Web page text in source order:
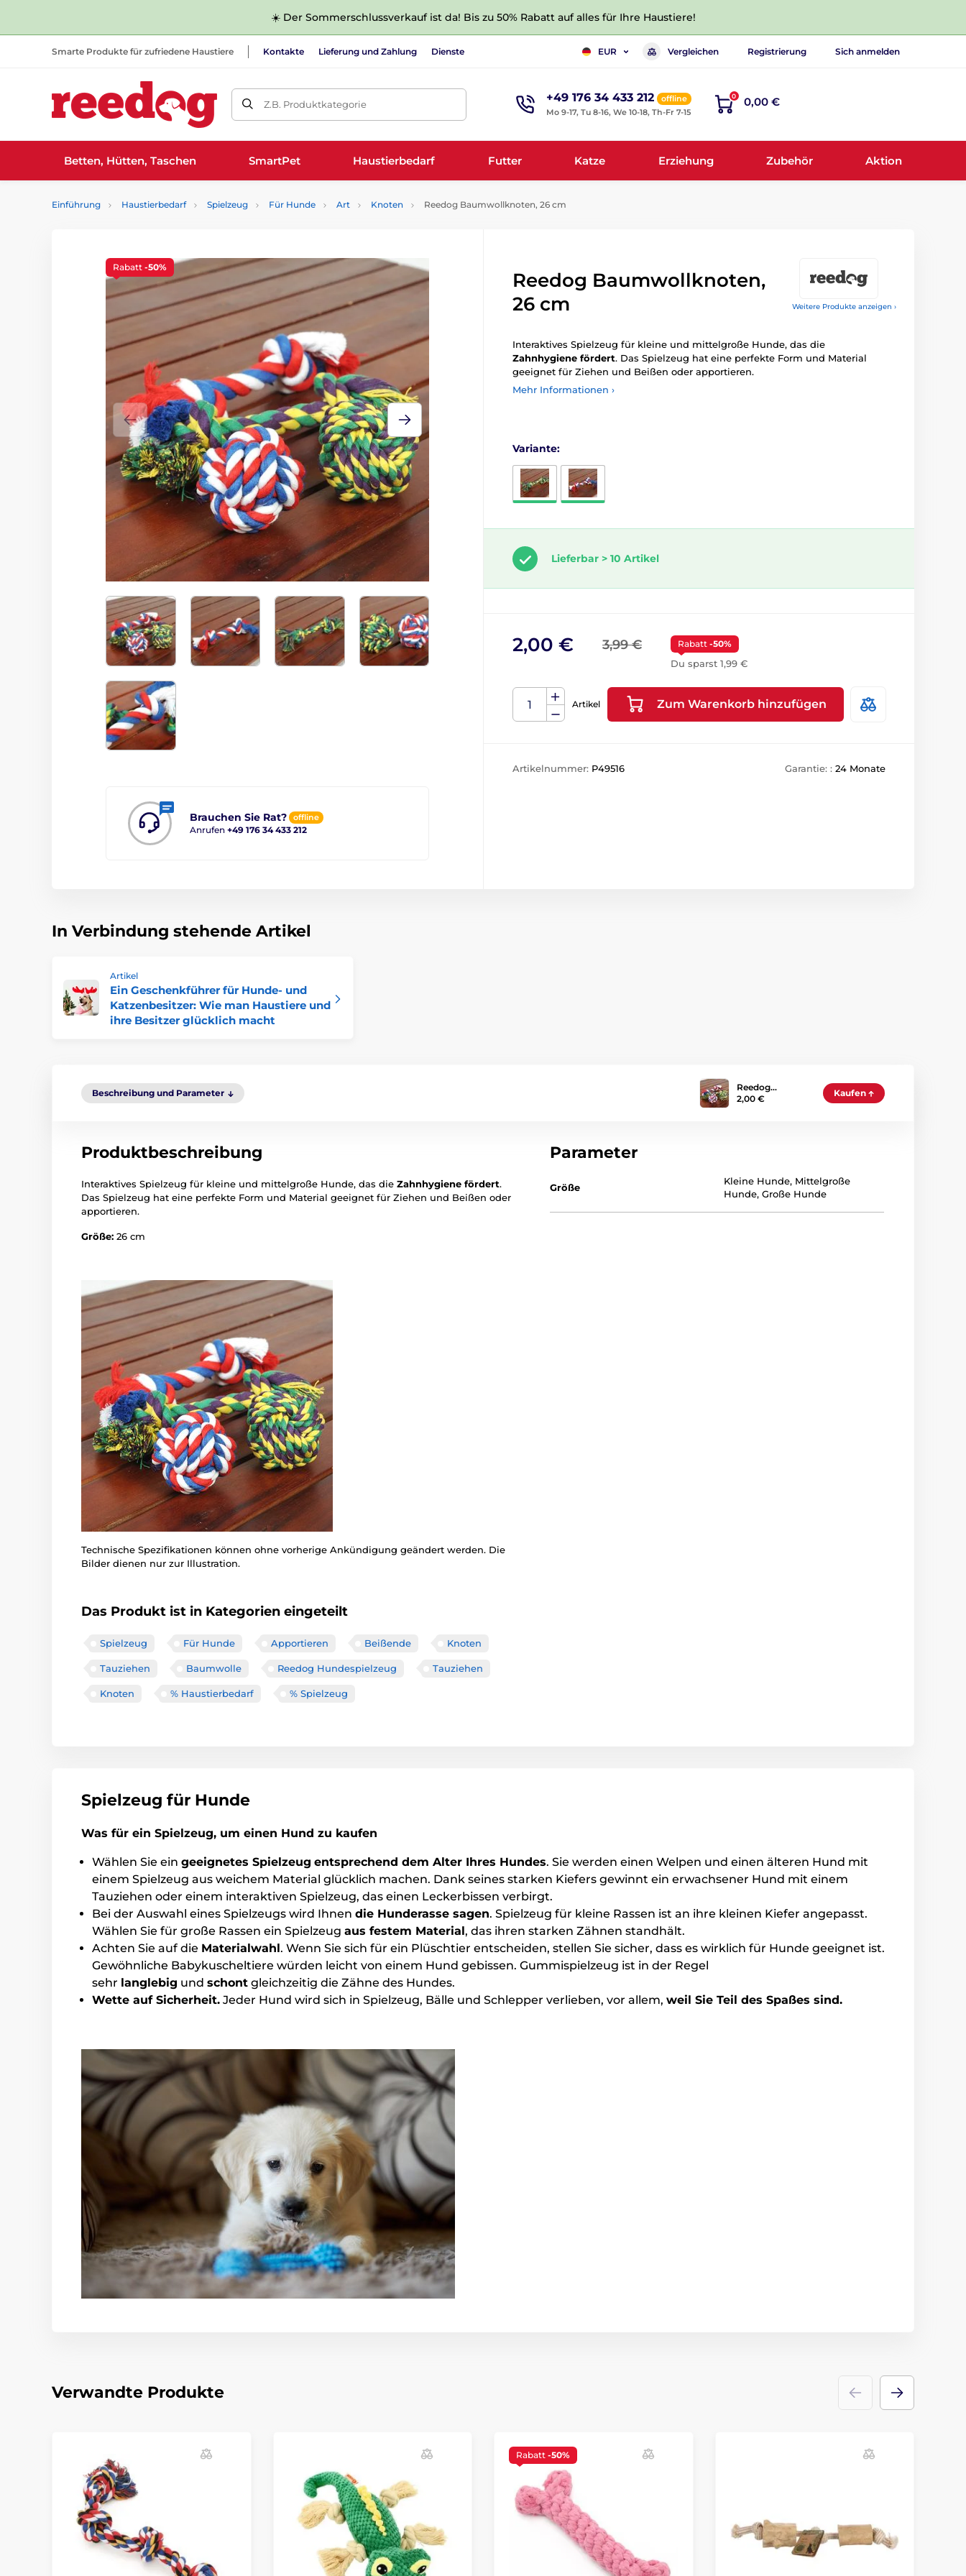
☀️ Der Sommerschlussverkauf ist da! Bis zu 50% Rabatt auf alles für Ihre Haustiere!
Smarte Produkte für zufriedene Haustiere Kontakte Lieferung und Zahlung Dienste EUR Vergleichen Registrierung Sich anmelden
Z.B. Produktkategorie +49 176 34 433 212
offline
Mo 9-17, Tu 8-16, We 10-18, Th-Fr 7-15
0 0,00 €
Betten, Hütten, Taschen SmartPet Haustierbedarf Futter Katze Erziehung Zubehör Aktion
Einführung Haustierbedarf Spielzeug Für Hunde Art Knoten Reedog Baumwollknoten, 26 cm
Weitere Produkte anzeigen ›
Brauchen Sie Rat? offline
Anrufen +49 176 34 433 212
Rabatt -50%
Reedog Baumwollknoten,
26 cm
Interaktives Spielzeug für kleine und mittelgroße Hunde, das die
Zahnhygiene fördert. Das Spielzeug hat eine perfekte Form und Material
geeignet für Ziehen und Beißen oder apportieren.
Mehr Informationen ›
Variante:
Lieferbar > 10 Artikel
3,99 €
2,00 € Rabatt -50%
Du sparst 1,99 €
Artikel Zum Warenkorb hinzufügen
Artikelnummer: P49516 Garantie: : 24 Monate
In Verbindung stehende Artikel
Artikel
Ein Geschenkführer für Hunde- und
Katzenbesitzer: Wie man Haustiere und
ihre Besitzer glücklich macht
Beschreibung und Parameter
Reedog…
2,00 €
Kaufen
Produktbeschreibung
Interaktives Spielzeug für kleine und mittelgroße Hunde, das die Zahnhygiene fördert.
Das Spielzeug hat eine perfekte Form und Material geeignet für Ziehen und Beißen oder
apportieren.
Größe: 26 cm
Technische Spezifikationen können ohne vorherige Ankündigung geändert werden. Die
Bilder dienen nur zur Illustration.
Das Produkt ist in Kategorien eingeteilt
Spielzeug Für Hunde Apportieren Beißende Knoten
Tauziehen Baumwolle Reedog Hundespielzeug Tauziehen
Knoten % Haustierbedarf % Spielzeug
Parameter
Größe
Kleine Hunde, Mittelgroße
Hunde,Große Hunde
Spielzeug für Hunde
Was für ein Spielzeug, um einen Hund zu kaufen
Wählen Sie ein geeignetes Spielzeug entsprechend dem Alter Ihres Hundes. Sie werden einen Welpen und einen älteren Hund mit
einem Spielzeug aus weichem Material glücklich machen. Dank seines starken Kiefers gewinnt ein erwachsener Hund mit einem
Tauziehen oder einem interaktiven Spielzeug, das einen Leckerbissen verbirgt.
Bei der Auswahl eines Spielzeugs wird Ihnen die Hunderasse sagen. Spielzeug für kleine Rassen ist an ihre kleinen Kiefer angepasst.
Wählen Sie für große Rassen ein Spielzeug aus festem Material, das ihren starken Zähnen standhält.
Achten Sie auf die Materialwahl. Wenn Sie sich für ein Plüschtier entscheiden, stellen Sie sicher, dass es wirklich für Hunde geeignet ist.
Gewöhnliche Babykuscheltiere würden leicht von einem Hund gebissen. Gummispielzeug ist in der Regel
sehr langlebig und schont gleichzeitig die Zähne des Hundes.
Wette auf Sicherheit. Jeder Hund wird sich in Spielzeug, Bälle und Schlepper verlieben, vor allem, weil Sie Teil des Spaßes sind.
Verwandte Produkte
Rabatt -50%